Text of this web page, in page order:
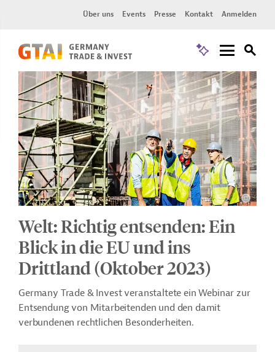
Über uns Events Presse Kontakt Anmelden
Welt: Richtig entsenden: Ein
Blick in die EU und ins
Drittland (Oktober 2023)
Germany Trade & Invest veranstaltete ein Webinar zur
Entsendung von Mitarbeitenden und den damit
verbundenen rechtlichen Besonderheiten.